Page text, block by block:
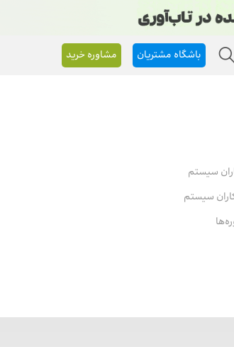
باشگاه مشتریان مشاوره خرید
سیستم
سیستم